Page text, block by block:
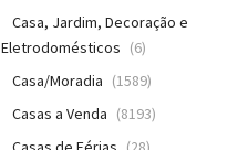
Casa, Jardim, Decoração e
Eletrodomésticos (6)
Casa/Moradia (1589)
Casas a Venda (8193)